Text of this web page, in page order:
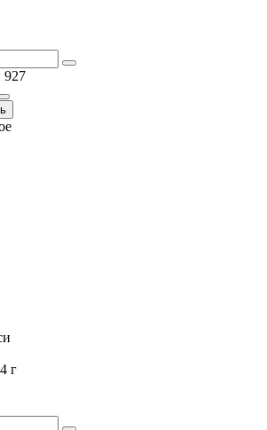
927
г